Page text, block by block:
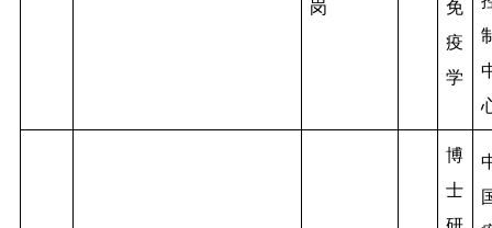
岗
免
疫
学
博
士